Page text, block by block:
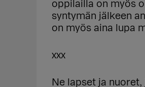
oppilailla on myös
syntymän jälkeen
on myös aina lupa
xxx
Ne lapset ja